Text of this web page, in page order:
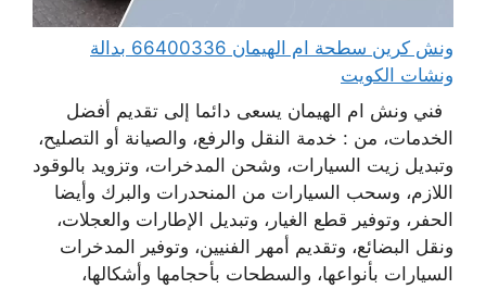
ونش كرين سطحة ام الهيمان 66400336 بدالة
ونشات الكويت
فني ونش ام الهيمان يسعى دائما إلى تقديم أفضل
الخدمات، من : خدمة النقل والرفع، والصيانة أو التصليح،
وتبديل زيت السيارات، وشحن المدخرات، وتزويد بالوقود
اللازم، وسحب السيارات من المنحدرات والبرك وأيضا
الحفر، وتوفير قطع الغيار، وتبديل الإطارات والعجلات،
ونقل البضائع، وتقديم أمهر الفنيين، وتوفير المدخرات
السيارات بأنواعها، والسطحات بأحجامها وأشكالها،